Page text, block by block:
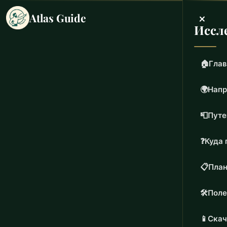
Atlas Guide ×
🏠
🌍
📮
❓Куда
📋
🛠️
📱